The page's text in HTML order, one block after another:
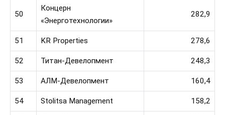
50
Концерн
«Энерготехнологии»
282,9
51 KR Properties 278,6
52 Титан-Девелопмент 248,3
53 АЛМ-Девелопмент 160,4
54 Stolitsa Management 158,2